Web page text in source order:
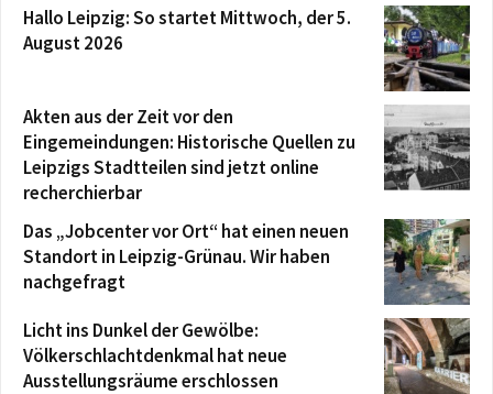
Hallo Leipzig: So startet Mittwoch, der 5.
August 2026
Akten aus der Zeit vor den
Eingemeindungen: Historische Quellen zu
Leipzigs Stadtteilen sind jetzt online
recherchierbar
Das „Jobcenter vor Ort“ hat einen neuen
Standort in Leipzig-Grünau. Wir haben
nachgefragt
Licht ins Dunkel der Gewölbe:
Völkerschlachtdenkmal hat neue
Ausstellungsräume erschlossen